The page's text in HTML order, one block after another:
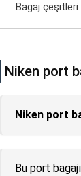
Bagaj çeşitleri
Niken port
Niken port
Bu port